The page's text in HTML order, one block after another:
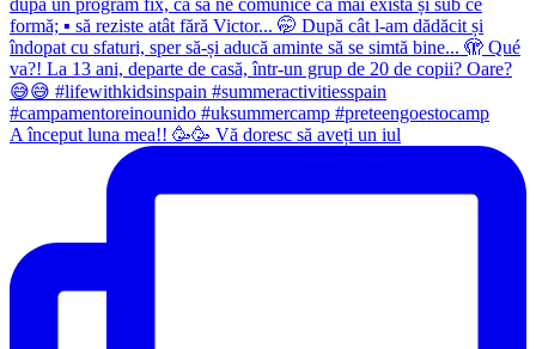
A început luna mea!! 🥳🥳 Vă doresc să aveți un iul